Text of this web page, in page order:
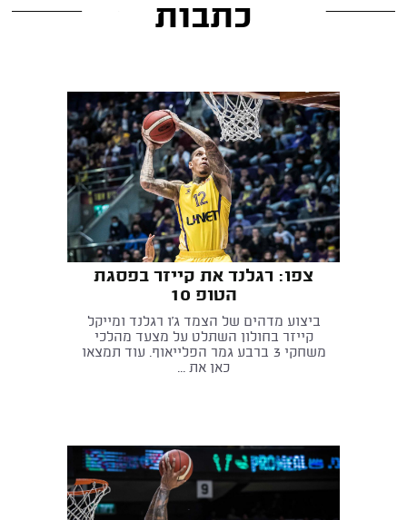
כתבות
צפו: רגלנד את קייזר בפסגת
הטופ 10
ביצוע מדהים של הצמד ג'ו רגלנד ומייקל
קייזר בחולון השתלט על מצעד מהלכי
משחקי 3 ברבע גמר הפלייאוף. עוד תמצאו
כאן את ...